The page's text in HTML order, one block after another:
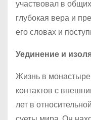
участвовал в
глубокая вера и
его словах и
Уединение и
Жизнь в
контактов с
лет в